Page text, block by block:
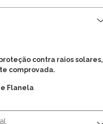
contra raios solares,
comprovada.
Flanela